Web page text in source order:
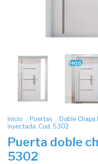
Inicio . Puertas . Doble
inyectada. Cod. 5302
Puerta doble
5302